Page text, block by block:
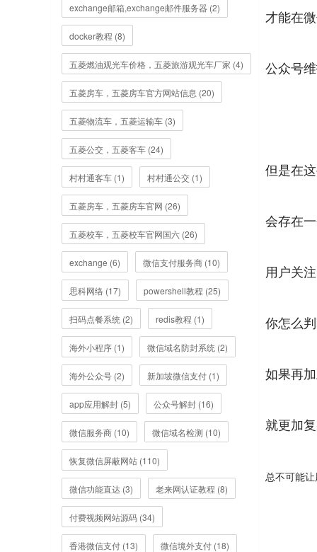
exchange邮箱,exchange邮件服务器 (2)
docker教程 (8)
五菱燃油观光车价格，五菱旅游观光车厂家 (4)
五菱房车，五菱房车官方网站信息 (20)
五菱物流车，五菱运输车 (3)
五菱公交，五菱客车 (24)
村村通客车 (1) 村村通公交 (1)
五菱房车，五菱房车官网 (26)
五菱校车，五菱校车官网国六 (26)
exchange (6) 微信支付服务商 (10)
思科网络 (17) powershell教程 (25)
扫码点餐系统 (2) redis教程 (1)
海外小程序 (1) 微信域名防封系统 (2)
海外公众号 (2) 新加坡微信支付 (1)
app应用解封 (5) 公众号解封 (16)
微信服务商 (10) 微信域名检测 (10)
恢复微信屏蔽网站 (110)
微信功能直达 (3) 老来网认证教程 (8)
付费视频网站源码 (34)
香港微信支付 (13) 微信境外支付 (18)
才能在
公众号
但是在
会存在
用户关
你怎么
如果再
就更加
总不可能